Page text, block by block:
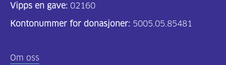
Vipps en gave: 02160
Kontonummer for donasjoner: 5005.05.85481
Om oss